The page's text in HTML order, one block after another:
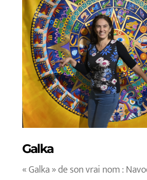
Galka
« Galka » de son vrai nom :